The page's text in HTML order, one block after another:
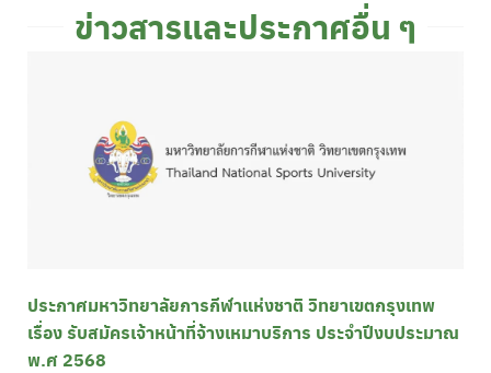
ข่าวสารและประกาศอื่น ๆ
ประกาศมหาวิทยาลัยการกีฬาแห่งชาติ วิทยาเขตกรุงเทพ
เรื่อง รับสมัครเจ้าหน้าที่จ้างเหมาบริการ ประจำปีงบประมาณ
พ.ศ 2568